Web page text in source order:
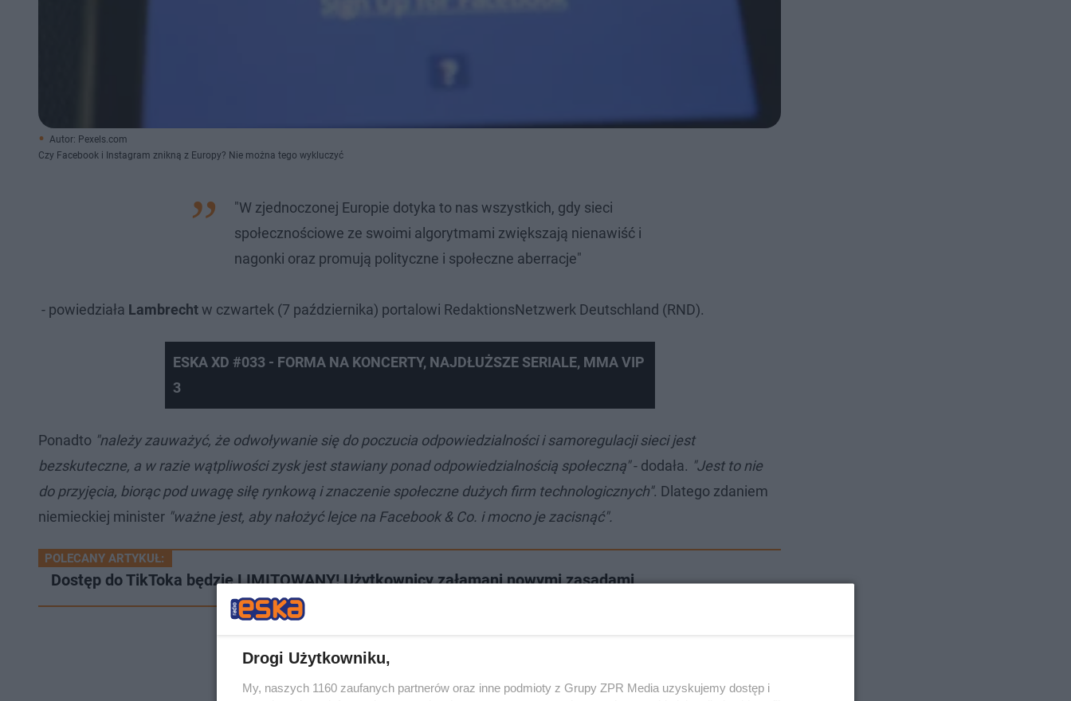
Autor: Pexels.com
Czy Facebook i Instagram znikną z Europy? Nie można tego wykluczyć
"W zjednoczonej Europie dotyka to nas wszystkich, gdy sieci
społecznościowe ze swoimi algorytmami zwiększają nienawiść i
nagonki oraz promują polityczne i społeczne aberracje"
- powiedziała Lambrechtw czwartek (7 października) portalowi RedaktionsNetzwerk Deutschland (RND).
ESKA XD #033 - FORMA NA KONCERTY, NAJDŁUŻSZE SERIALE, MMA VIP
3
Ponadto "należy zauważyć, że odwoływanie się do poczucia odpowiedzialności i samoregulacji sieci jest
bezskuteczne, a w razie wątpliwości zysk jest stawiany ponad odpowiedzialnością społeczną"- dodała. "Jest to nie
do przyjęcia, biorąc pod uwagę siłę rynkową i znaczenie społeczne dużych firm technologicznych". Dlatego zdaniem
niemieckiej minister "ważne jest, aby nałożyć lejce na Facebook & Co. i mocno je zacisnąć".
POLECANY ARTYKUŁ:
Dostęp do TikToka będzie LIMITOWANY! Użytkownicy załamani nowymi zasadami
Drogi Użytkowniku,
My, naszych 1160 zaufanych partnerów oraz inne podmioty z Grupy ZPR Media uzyskujemy dostęp i